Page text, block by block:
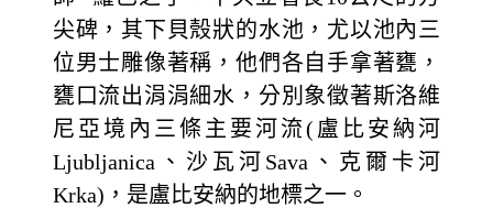
尖碑，其下貝殼狀的水池，尤以池內三
位男士雕像著稱，他們各自手拿著甕，
甕口流出涓涓細水，分別象徵著斯洛維
尼亞境內三條主要河流(盧比安納河
Ljubljanica、沙瓦河Sava、克爾卡河
Krka)，是盧比安納的地標之一。